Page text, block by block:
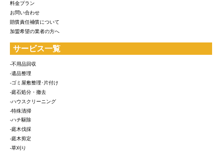
料金プラン
お問い合わせ
賠償責任補償について
加盟希望の業者の方へ
サービス一覧
-不用品回収
-遺品整理
-ゴミ屋敷整理･片付け
-庭石処分・撤去
-ハウスクリーニング
-特殊清掃
-ハチ駆除
-庭木伐採
-庭木剪定
-草刈り